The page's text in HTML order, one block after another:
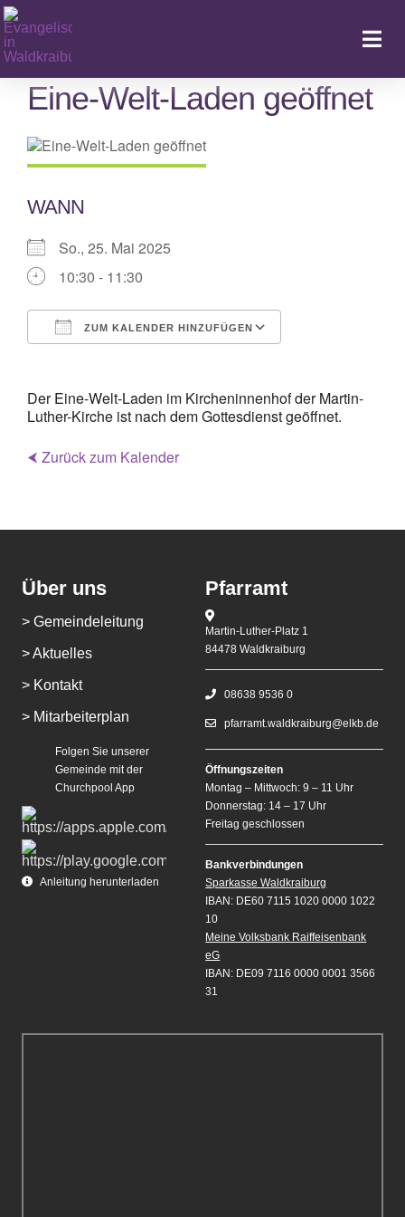
Zum
Inhalt
springen
Eine-Welt-Laden geöffnet
WANN
So., 25. Mai 2025
10:30 - 11:30
ZUM KALENDER HINZUFÜGEN
Der Eine-Welt-Laden im Kircheninnenhof der Martin-
Luther-Kirche ist nach dem Gottesdienst geöffnet.
⮜ Zurück zum Kalender
Über uns
> Gemeindeleitung
> Aktuelles
> Kontakt
> Mitarbeiterplan
Folgen Sie unserer
Gemeinde mit der
Churchpool App
Anleitung herunterladen
Pfarramt
Martin-Luther-Platz 1
84478 Waldkraiburg
08638 9536 0
pfarramt.waldkraiburg@elkb.de
Öffnungszeiten
Montag – Mittwoch: 9 – 11 Uhr
Donnerstag: 14 – 17 Uhr
Freitag geschlossen
Bankverbindungen
Sparkasse Waldkraiburg
IBAN: DE60 7115 1020 0000 1022
10
Meine Volksbank Raiffeisenbank
eG
IBAN: DE09 7116 0000 0001 3566
31